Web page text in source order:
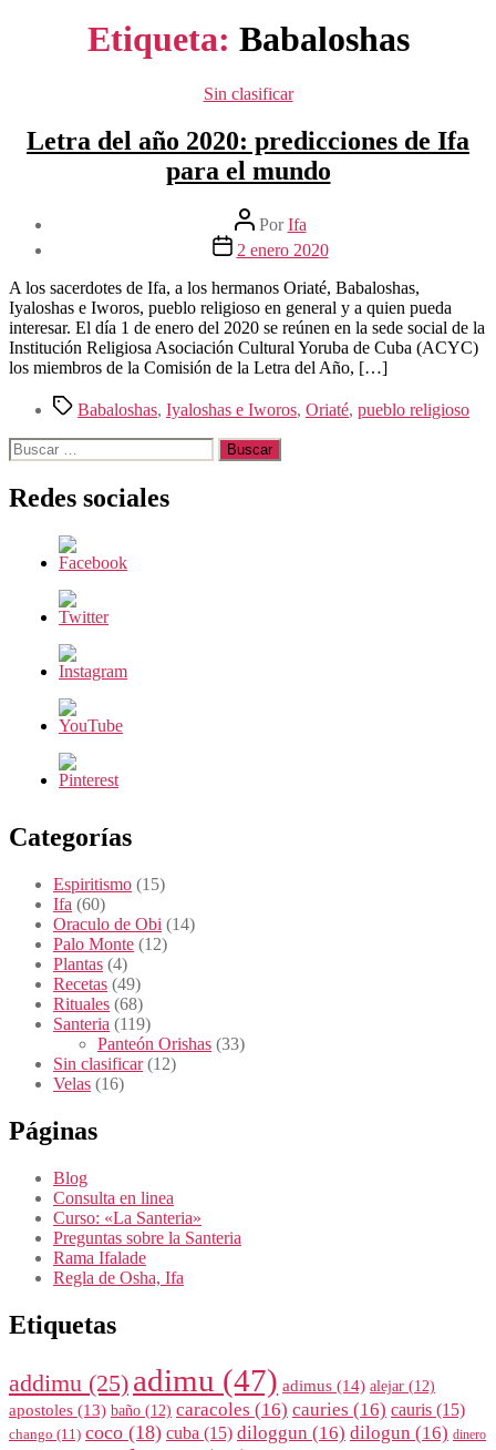
Etiqueta: Babaloshas
Categorías
Sin clasificar
Letra del año 2020: predicciones de Ifa
para el mundo
Autor
de
la
PorIfa
Fecha
la
entrada
2 enero 2020
A los sacerdotes de Ifa, a los hermanos Oriaté, Babaloshas,
Iyaloshas e Iworos, pueblo religioso en general y a quien pueda
interesar. El día 1 de enero del 2020 se reúnen en la sede social de la
Institución Religiosa Asociación Cultural Yoruba de Cuba (ACYC)
los miembros de la Comisión de la Letra del Año, […]
Etiquetas
Babaloshas, Iyaloshas e Iworos, Oriaté, pueblo religioso
Buscar:
Redes sociales
Categorías
Espiritismo (15)
Ifa (60)
Oraculo de Obi (14)
Palo Monte (12)
Plantas (4)
Recetas (49)
Rituales (68)
Santeria (119)
Panteón Orishas (33)
Sin clasificar(12)
Velas (16)
Páginas
Blog
Consulta en linea
Curso: «La Santeria»
Preguntas sobre la Santeria
Rama Ifalade
Regla de Osha, Ifa
Etiquetas
addimu (25) adimu (47) adimus (14) alejar (12)
apostoles (13) baño (12) caracoles (16) cauries (16) cauris (15)
chango (11) coco (18) cuba (15) diloggun (16) dilogun (16) dinero